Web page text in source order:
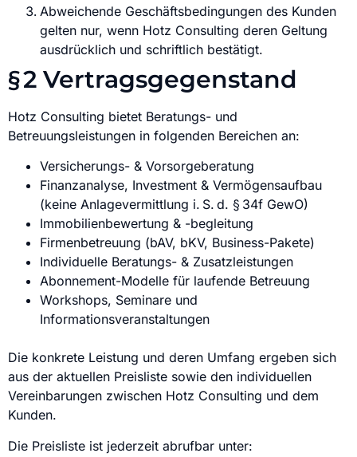
Abweichende Geschäftsbedingungen des Kunden
gelten nur, wenn Hotz Consulting deren Geltung
ausdrücklich und schriftlich bestätigt.
§ 2 Vertragsgegenstand
Hotz Consulting bietet Beratungs- und
Betreuungsleistungen in folgenden Bereichen an:
Versicherungs- & Vorsorgeberatung
Finanzanalyse, Investment & Vermögensaufbau
(keine Anlagevermittlung i. S. d. § 34f GewO)
Immobilienbewertung & -begleitung
Firmenbetreuung (bAV, bKV, Business-Pakete)
Individuelle Beratungs- & Zusatzleistungen
Abonnement-Modelle für laufende Betreuung
Workshops, Seminare und
Informationsveranstaltungen
Die konkrete Leistung und deren Umfang ergeben sich
aus der aktuellen Preisliste sowie den individuellen
Vereinbarungen zwischen Hotz Consulting und dem
Kunden.
Die Preisliste ist jederzeit abrufbar unter: